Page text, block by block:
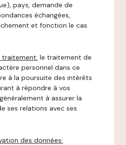
pays, demande de
échangées,
et fonction le cas
traitement: le traitement de
personnel dans ce
à la poursuite des intérêts
à répondre à vos
à assurer la
ses relations avec ses
des données: